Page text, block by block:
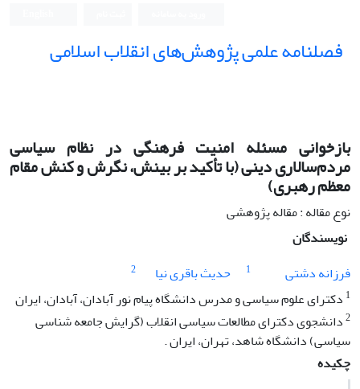
فصلنامه علمی پژوهش‌های انقلاب اسلامی
بازخوانی مسئله امنیت فرهنگی در نظام سیاسی
مردم‌سالاری دینی (با تأکید بر بینش، نگرش و کنش مقام
معظم رهبری)
نوع مقاله : مقاله پژوهشی
نویسندگان
فرزانه دشتی
1 حدیث باقری نیا
2
1 دکترای علوم سیاسی و مدرس دانشگاه پیام نور آبادان، آبادان، ایران
2دانشجوی دکترای مطالعات سیاسی انقلاب (گرایش جامعه شناسی
سیاسی) دانشگاه شاهد، تهران، ایران .
چکیده